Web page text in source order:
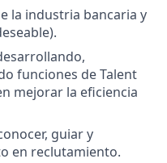
la industria bancaria y
funciones de Talent
mejorar la eficiencia
guiar y
en reclutamiento.